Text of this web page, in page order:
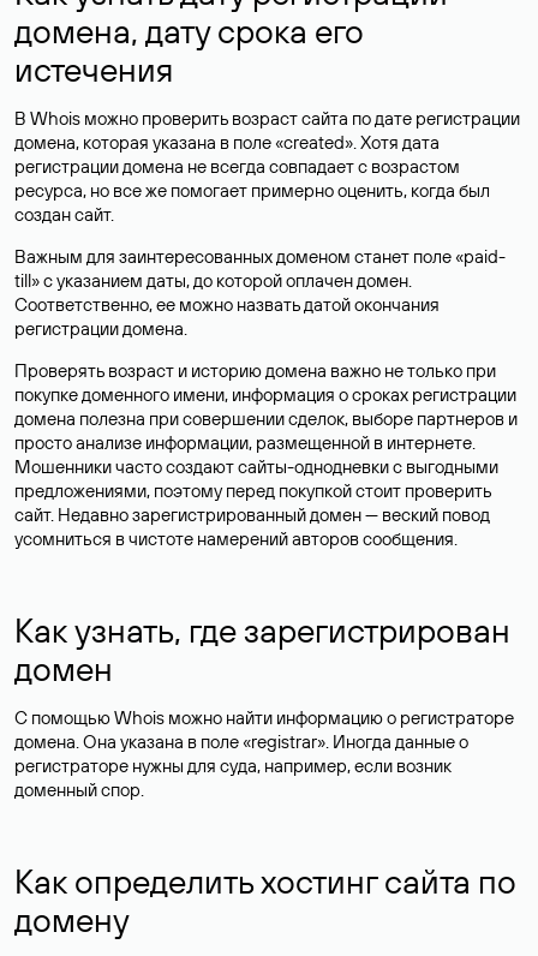
домена, дату срока его
истечения
В Whois можно проверить возраст сайта по дате регистрации
домена, которая указана в поле «created». Хотя дата
регистрации домена не всегда совпадает с возрастом
ресурса, но все же помогает примерно оценить, когда был
создан сайт.
Важным для заинтересованных доменом станет поле «paid-
till» с указанием даты, до которой оплачен домен.
Соответственно, ее можно назвать датой окончания
регистрации домена.
Проверять возраст и историю домена важно не только при
покупке доменного имени, информация о сроках регистрации
домена полезна при совершении сделок, выборе партнеров и
просто анализе информации, размещенной в интернете.
Мошенники часто создают сайты-однодневки с выгодными
предложениями, поэтому перед покупкой стоит проверить
сайт. Недавно зарегистрированный домен — веский повод
усомниться в чистоте намерений авторов сообщения.
Как узнать, где зарегистрирован
домен
С помощью Whois можно найти информацию о регистраторе
домена. Она указана в поле «registrar». Иногда данные о
регистраторе нужны для суда, например, если возник
доменный спор.
Как определить хостинг сайта по
домену